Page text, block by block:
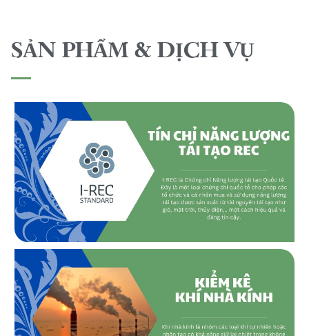
SẢN PHẨM & DỊCH VỤ